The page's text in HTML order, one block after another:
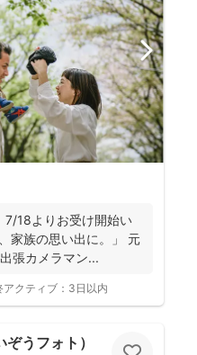
18よりお受け開始い
族の思い出に。」 元
張カメラマン...
アクティブ： 3日以内
うフォト）